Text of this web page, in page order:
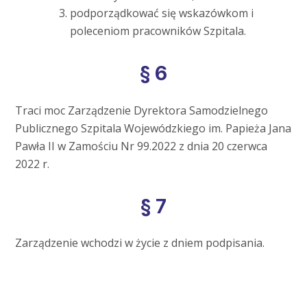
podporządkować się wskazówkom i
poleceniom pracowników Szpitala.
§ 6
Traci moc Zarządzenie Dyrektora Samodzielnego
Publicznego Szpitala Wojewódzkiego im. Papieża Jana
Pawła II w Zamościu Nr 99.2022 z dnia 20 czerwca
2022 r.
§ 7
Zarządzenie wchodzi w życie z dniem podpisania.